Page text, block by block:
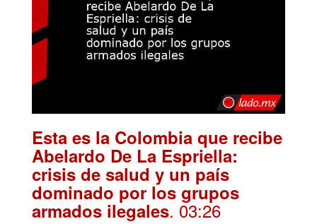
Esta es la Colombia que recibe
Abelardo De La Espriella:
crisis de salud y un país
dominado por los grupos
armados ilegales. 03:26